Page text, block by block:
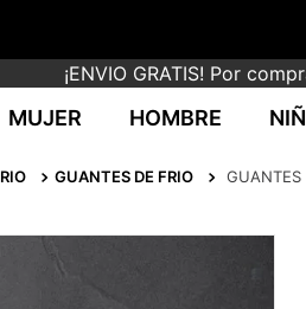
¡ENVIO GRATIS! Por
MUJER HOMBRE
GUANTES DE FRIO GUANTES